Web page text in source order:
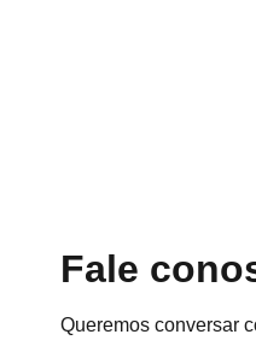
Fale
Queremos conversar